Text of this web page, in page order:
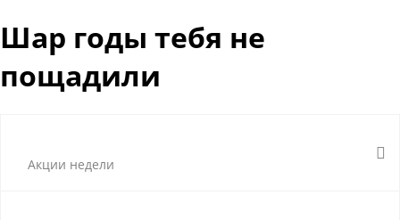
Шар годы тебя не
пощадили
Акции недели